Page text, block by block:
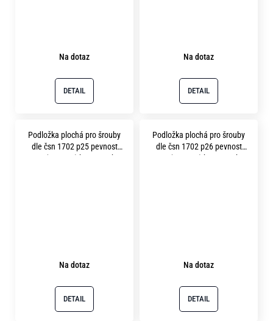
Na dotaz
DETAIL
Na dotaz
DETAIL
Podložka plochá pro šrouby
dle čsn 1702 p25 pevnost
12.9 ( 400HV ) bez povrchu
Na dotaz
DETAIL
Podložka plochá pro šrouby
dle čsn 1702 p26 pevnost
12.9 ( 400HV ) bez povrchu
Na dotaz
DETAIL